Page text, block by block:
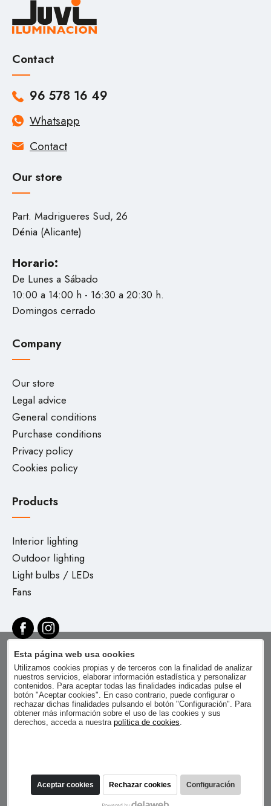
Contact
96 578 16 49
Whatsapp
Contact
Our store
Part. Madrigueres Sud, 26
Dénia (Alicante)
Horario:
De Lunes a Sábado
10:00 a 14:00 h - 16:30 a 20:30 h.
Domingos cerrado
Company
Our store
Legal advice
General conditions
Purchase conditions
Privacy policy
Cookies policy
Products
Interior lighting
Outdoor lighting
Light bulbs / LEDs
Fans
Esta página web usa cookies
Utilizamos cookies propias y de terceros con la finalidad de analizar
nuestros servicios, elaborar información estadística y personalizar
contenidos. Para aceptar todas las finalidades indicadas pulse el
botón "Aceptar cookies". En caso contrario, puede configurar o
rechazar dichas finalidades pulsando el botón "Configuración". Para
obtener más información sobre el uso de las cookies y sus
derechos, acceda a nuestra política de cookies.
Aceptar cookies Rechazar cookies Configuración